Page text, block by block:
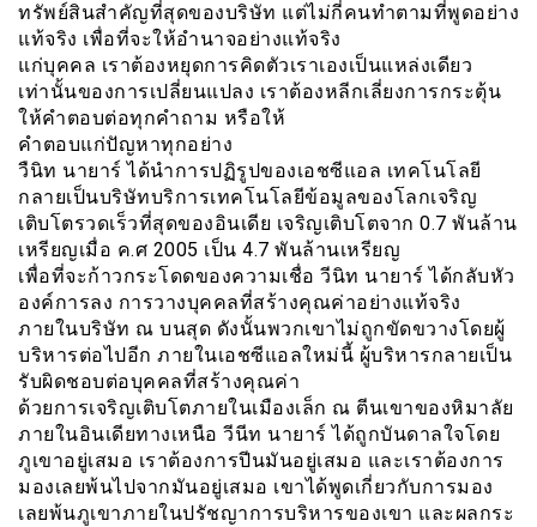
ทรัพย์สินสำคัญที่สุดของบริษัท แต่ไม่กี่คนทำตามที่พูดอย่าง
แท้จริง เพื่อที่จะให้อำนาจอย่างแท้จริง
แก่บุคคล เราต้องหยุดการคิดตัวเราเองเป็นแหล่งเดียว
เท่านั้นของการเปลี่ยนแปลง เราต้องหลีกเลี่ยงการกระตุ้น
ให้คำตอบต่อทุกคำถาม หรือให้
คำตอบแก่ปัญหาทุกอย่าง
วืนิท นายาร์ ได้นำการปฏิรูปของเอชซีแอล เทคโนโลยี
กลายเป็นบริษัทบริการเทคโนโลยีข้อมูลของโลกเจริญ
เติบโตรวดเร็วที่สุดของอินเดีย เจริญเติบโตจาก 0.7 พันล้าน
เหรียญเมื่อ ค.ศ 2005 เป็น 4.7 พันล้านเหรียญ
เพื่อที่จะก้าวกระโดดของความเชื่อ วีนิท นายาร์ ได้กลับหัว
องค์การลง การวางบุคคลที่สร้างคุณค่าอย่างแท้จริง
ภายในบริษัท ณ บนสุด ดังนั้นพวกเขาไม่ถูกขัดขวางโดยผู้
บริหารต่อไปอีก ภายในเอชซีแอลใหม่นี้ ผู้บริหารกลายเป็น
รับผิดชอบต่อบุคคลที่สร้างคุณค่า
ด้วยการเจริญเติบโตภายในเมืองเล็ก ณ ตีนเขาของหิมาลัย
ภายในอินเดียทางเหนือ วีนีท นายาร์ ได้ถูกบันดาลใจโดย
ภูเขาอยู่เสมอ เราต้องการปีนมันอยู่เสมอ และเราต้องการ
มองเลยพ้นไปจากมันอยู่เสมอ เขาได้พูดเกี่ยวกับการมอง
เลยพ้นภูเขาภายในปรัชญาการบริหารของเขา และผลกระ